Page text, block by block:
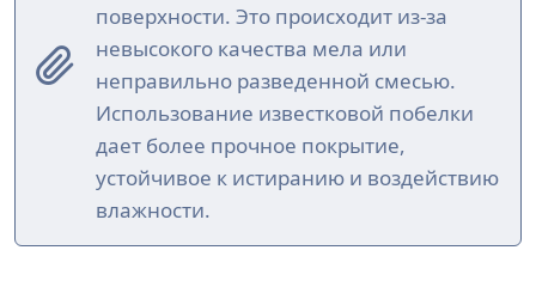
поверхности. Это происходит из-за
невысокого качества мела или
неправильно разведенной смесью.
Использование известковой побелки
дает более прочное покрытие,
устойчивое к истиранию и воздействию
влажности.